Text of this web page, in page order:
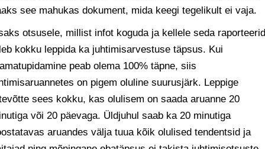
see mahukas dokument, mida keegi tegelikult ei vaja.
otsusele, millist infot koguda ja kellele seda
kokku leppida ka juhtimisarvestuse täpsus. Kui
peab olema 100% täpne, siis
on pigem oluline suurusjärk. Leppige
sees kokku, kas olulisem on saada aruanne 20
või 20 päevaga. Üldjuhul saab ka 20 minutiga
aruandes välja tuua kõik olulised tendentsid ja